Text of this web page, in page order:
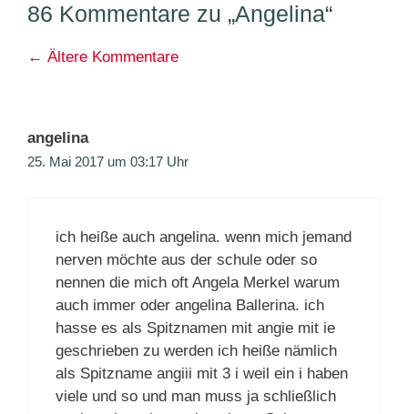
86 Kommentare zu „Angelina“
Kommentarnavigation
← Ältere Kommentare
angelina
25. Mai 2017 um 03:17 Uhr
ich heiße auch angelina. wenn mich jemand
nerven möchte aus der schule oder so
nennen die mich oft Angela Merkel warum
auch immer oder angelina Ballerina. ich
hasse es als Spitznamen mit angie mit ie
geschrieben zu werden ich heiße nämlich
als Spitzname angiii mit 3 i weil ein i haben
viele und so und man muss ja schließlich